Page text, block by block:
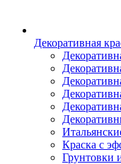
Декоративная
Краска с
Грунтовки